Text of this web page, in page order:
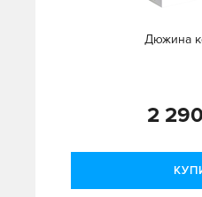
Дюжина
2